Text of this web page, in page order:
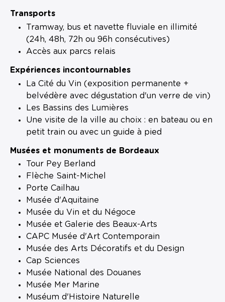
Transports
Tramway, bus et navette fluviale en illimité
(24h, 48h, 72h ou 96h consécutives)
Accès aux parcs relais
Expériences incontournables
La Cité du Vin (exposition permanente +
belvédère avec dégustation d'un verre de vin)
Les Bassins des Lumières
Une visite de la ville au choix : en bateau ou en
petit train ou avec un guide à pied
Musées et monuments de Bordeaux
Tour Pey Berland
Flèche Saint-Michel
Porte Cailhau
Musée d'Aquitaine
Musée du Vin et du Négoce
Musée et Galerie des Beaux-Arts
CAPC Musée d'Art Contemporain
Musée des Arts Décoratifs et du Design
Cap Sciences
Musée National des Douanes
Musée Mer Marine
Muséum d'Histoire Naturelle